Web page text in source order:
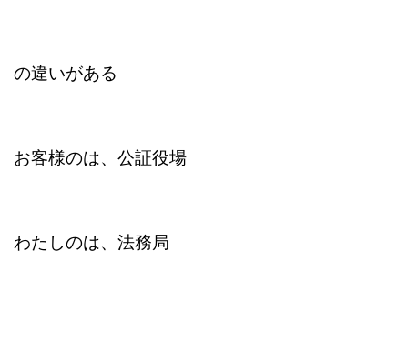
の違いがある
お客様のは、公証役場
わたしのは、法務局